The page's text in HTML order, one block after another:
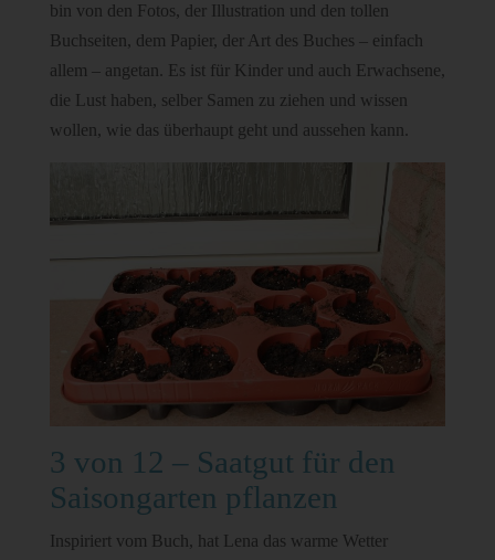
bin von den Fotos, der Illustration und den tollen
Buchseiten, dem Papier, der Art des Buches – einfach
allem – angetan. Es ist für Kinder und auch Erwachsene,
die Lust haben, selber Samen zu ziehen und wissen
wollen, wie das überhaupt geht und aussehen kann.
3 von 12 – Saatgut für den
Saisongarten pflanzen
Inspiriert vom Buch, hat Lena das warme Wetter